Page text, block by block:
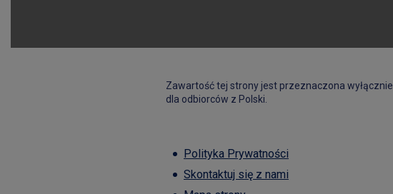
Zawartość tej strony jest przeznaczona wyłącznie
dla odbiorców z Polski.
Polityka Prywatności
Skontaktuj się z nami